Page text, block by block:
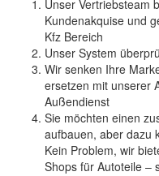
Unser Vertriebsteam
Kundenakquise und
Kfz Bereich
Unser System
Wir senken Ihre
ersetzen mit unserer
Außendienst
Sie möchten einen
aufbauen, aber dazu
Kein Problem, wir
Shops für Autoteile –